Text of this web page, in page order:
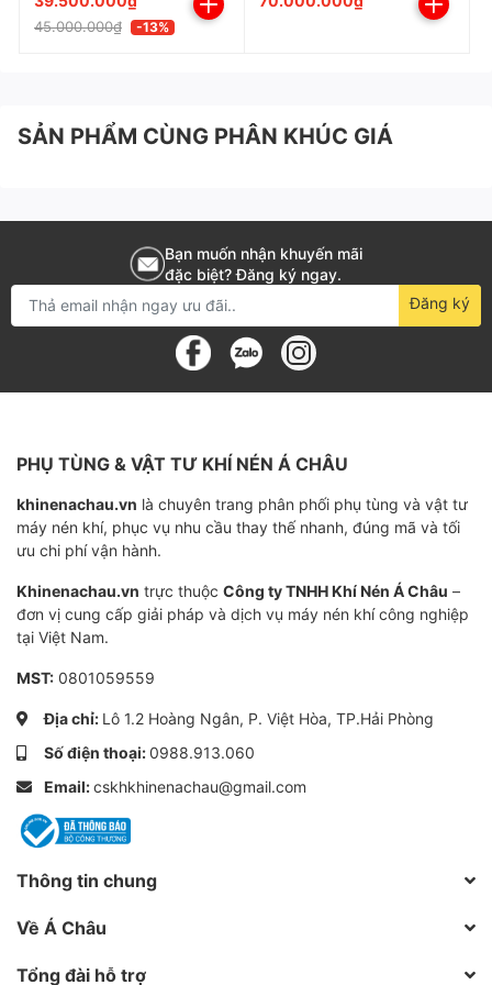
động khi cần thiết, giúp tiết kiệm điện năng và giảm
hao mòn cho các thiết bị. Đặc biệt, tính năng này đảm
5. Bảo vệ toàn diện, theo dõi lịch sử sự cố
quá nhiệt, quá áp , đảm bảo tuổi thọ và độ bền của
máy. Bên cạnh đó, hệ thống còn cho phép
lịch sử lỗivà giám sát chế độ hoạt động của máy, giúp
bạn dễ dàng quản lý và khắc phục các vấn đề một
điều khiển thông minh của máy sẽ nhắc nhở lịch bảo
dưỡngđịnh kỳ, giúp người dùng chủ động trong việc
bảo trì và đảm bảo tuổi thọ dài lâu cho máy nén khí.
hợp cho các xưởng sản xuất có lịch làm việc cố định.
Phạm vi công suất đa dạng – Tùy chỉnh
theo nhu cầu
Máy nén khí All-in-One Chinatech có dải công suất từ
7.5kW đến 22kW, phù hợp với nhiều loại hình sản xuất
từ nhỏ đến vừa, từ các gara ô tô, xưởng sản xuất nhỏ,
cho đến xưởng cơ khí cắt laser. Với khả năng cung cấp
khí nén ổn định và hiệu quả, đây là
hoàn hảo
cho các dòng máy piston truyền thống, với
hơn.
45.000.000₫ -13%
SẢN PHẨM CÙNG PHÂN KHÚC GIÁ
Bạn muốn nhận khuyến mãi
đặc biệt? Đăng ký ngay.
Đăng ký
PHỤ TÙNG & VẬT TƯ KHÍ NÉN Á CHÂU
khinenachau.vn là chuyên trang phân phối phụ tùng và vật tư
máy nén khí, phục vụ nhu cầu thay thế nhanh, đúng mã và tối
ưu chi phí vận hành.
Khinenachau.vn trực thuộc Công ty TNHH Khí Nén Á Châu –
đơn vị cung cấp giải pháp và dịch vụ máy nén khí công nghiệp
tại Việt Nam.
MST: 0801059559
Địa chỉ: Lô 1.2 Hoàng Ngân, P. Việt Hòa, TP.Hải Phòng
Số điện thoại:0988.913.060
Email:cskhkhinenachau@gmail.com
Thông tin chung
Về Á Châu
Tổng đài hỗ trợ